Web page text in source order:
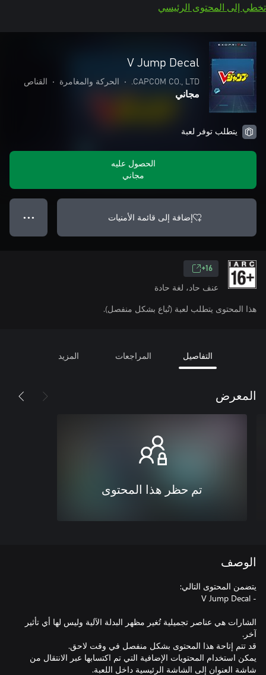
تخطي إلى المحتوى الرئيسي
V Jump Decal
CAPCOM CO., LTD.
• الحركة والمغامرة • القناص
مجاني
يتطلب توفر لعبة
الحصول عليه
مجاني
إضافة إلى قائمة الأمنيات ● ● ●
16+
عنف حاد، لغة حادة
هذا المحتوى يتطلب لعبة (تُباع بشكل منفصل).
التفاصيل المراجعات المزيد
المعرض
تم حظر هذا المحتوى
الوصف
الشارات هي عناصر تجميلية تُغير مظهر البدلة الآلية وليس لها أي تأثير
يمكن استخدام المحتويات الإضافية التي تم اكتسابها عبر الانتقال من